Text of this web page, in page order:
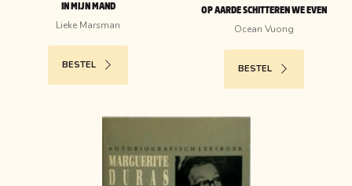
IN MIJN MAND
Lieke Marsman
BESTEL
OP AARDE SCHITTEREN WE EVEN
Ocean Vuong
BESTEL